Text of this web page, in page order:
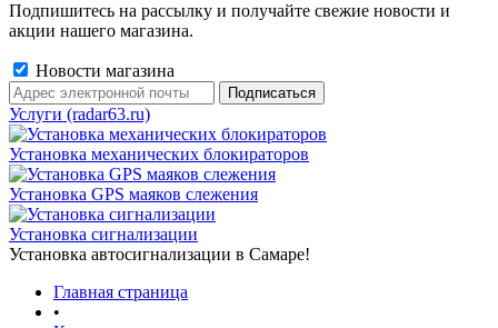
Подпишитесь на рассылку и получайте свежие новости и
акции нашего магазина.
Новости магазина
Услуги (radar63.ru)
Установка механических блокираторов
Установка GPS маяков слежения
Установка сигнализации
Установка автосигнализации в Самаре!
Главная страница
•